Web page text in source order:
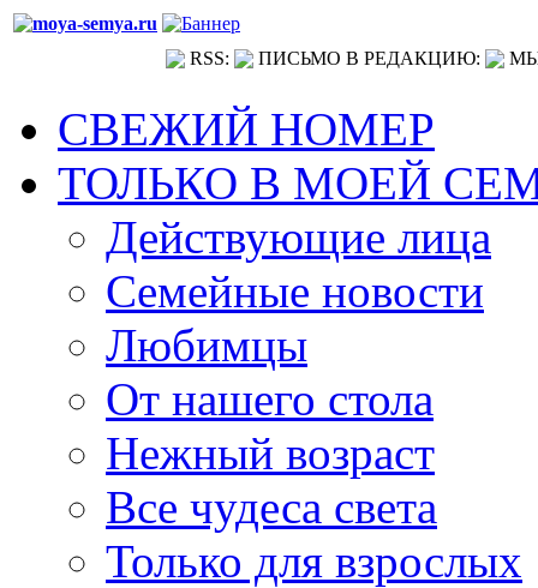
RSS: ПИСЬМО В РЕДАКЦИЮ:
СВЕЖИЙ НОМЕР
ТОЛЬКО В МОЕЙ
Действующие лица
Семейные новости
Любимцы
От нашего стола
Нежный возраст
Все чудеса света
Только для взрослых